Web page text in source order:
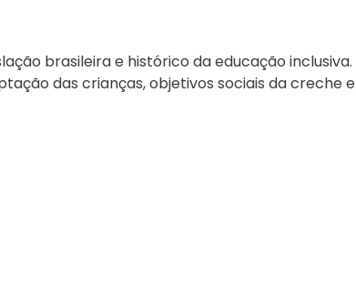
brasileira e histórico da educação inclusiva.
das crianças, objetivos sociais da creche e